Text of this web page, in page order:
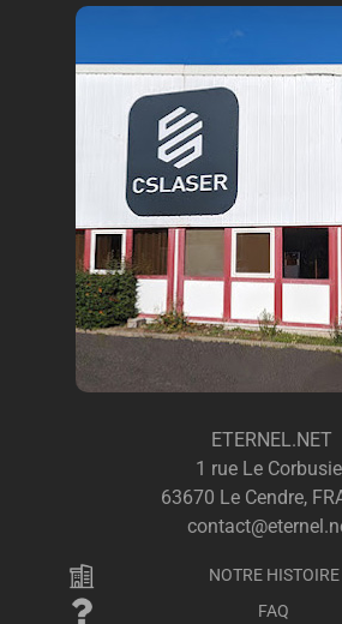
ETERNEL.NET
1 rue Le
63670 Le Cendre,
NOTRE HISTOIRE
FAQ